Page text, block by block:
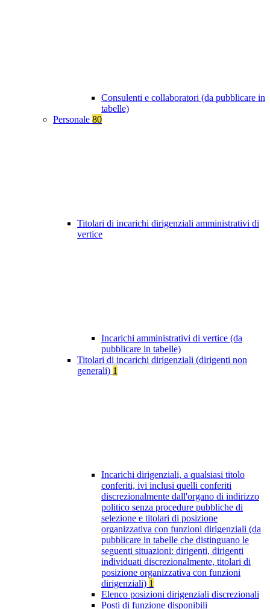
Consulenti e collaboratori (da pubblicare in
tabelle)
Personale 80
Titolari di incarichi dirigenziali amministrativi di
vertice
Incarichi amministrativi di vertice (da
pubblicare in tabelle)
Titolari di incarichi dirigenziali (dirigenti non
generali) 1
Incarichi dirigenziali, a qualsiasi titolo
conferiti, ivi inclusi quelli conferiti
discrezionalmente dall'organo di indirizzo
politico senza procedure pubbliche di
selezione e titolari di posizione
organizzativa con funzioni dirigenziali (da
pubblicare in tabelle che distinguano le
seguenti situazioni: dirigenti, dirigenti
individuati discrezionalmente, titolari di
posizione organizzativa con funzioni
dirigenziali) 1
Elenco posizioni dirigenziali discrezionali
Posti di funzione disponibili